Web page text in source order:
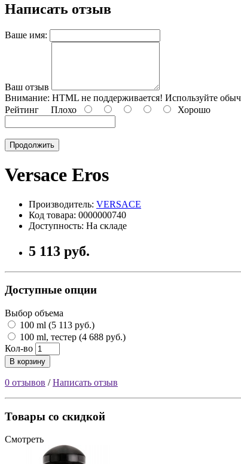
Написать отзыв
Ваше имя:
Ваш отзыв
Внимание: HTML не поддерживается! Используйте
Рейтинг Плохо Хорошо
Продолжить
Versace Eros
Производитель: VERSACE
Код товара: 0000000740
Доступность: На складе
5 113 руб.
Доступные опции
Выбор объема
100 ml (5 113 руб.)
100 ml, тестер (4 688 руб.)
Кол-во
В корзину
0 отзывов /Написать отзыв
Товары со скидкой
Смотреть